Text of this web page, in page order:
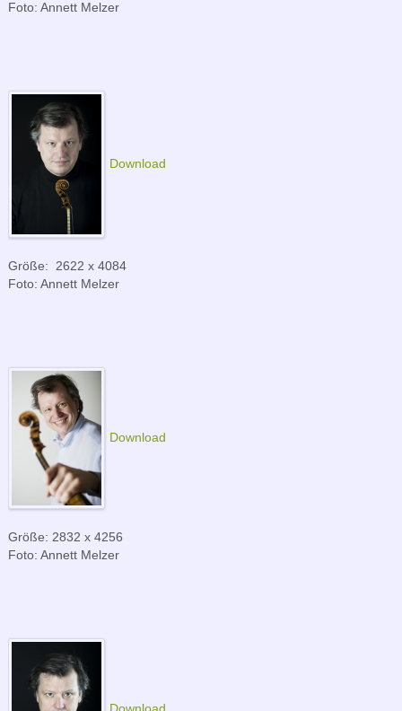
Foto: Annett Melzer
Download
Größe: 2622 x 4084
Foto: Annett Melzer
Download
Größe: 2832 x 4256
Foto: Annett Melzer